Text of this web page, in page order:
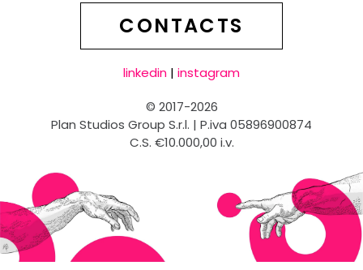
CONTACTS
linkedin | instagram
© 2017-2026
Plan Studios Group S.r.l. | P.iva 05896900874
C.S. €10.000,00 i.v.